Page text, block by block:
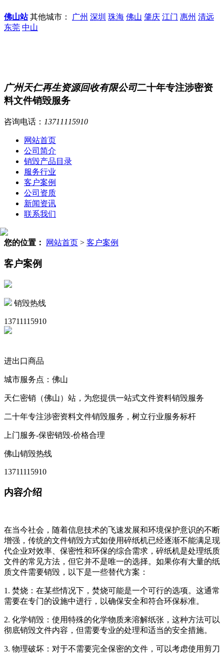
佛山站其他城市： 广州 深圳 珠海 佛山 肇庆 江门 惠州 清远
东莞 中山
广州天仁再生资源回收有限公司二十年专注涉密资
料文件销毁服务
咨询电话： 13711115910
网站首页
公司简介
销毁产品目录
服务行业
客户案例
公司资质
新闻资讯
联系我们
您的位置： 网站首页 > 客户案例
客户案例
销毁热线
13711115910
进出口商品
城市服务点：佛山
天仁密销（佛山）站，为您提供一站式文件资料销毁服务
二十年专注涉密资料文件销毁服务，树立行业服务标杆
上门服务-保密销毁-价格合理
佛山销毁热线
13711115910
内容介绍
在当今社会，随着信息技术的飞速发展和环境保护意识的不断
增强，传统的文件销毁方式如使用碎纸机已经逐渐不能满足现
代企业对效率、保密性和环保的综合需求，碎纸机是处理纸质
文件的常见方法，但它并不是唯一的选择。如果你有大量的纸
质文件需要销毁，以下是一些替代方案：
1. 焚烧：在某些情况下，焚烧可能是一个可行的选项。这通常
需要在专门的设施中进行，以确保安全和符合环保标准。
2. 化学销毁：使用特殊的化学物质来溶解纸张，这种方法可以
彻底销毁文件内容，但需要专业的处理和适当的安全措施。
3. 物理破坏：对于不需要完全保密的文件，可以考虑使用剪刀